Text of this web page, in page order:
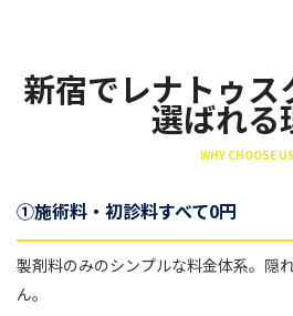
新宿でレナトゥス
選ばれる
WHY CHOOSE US
①施術料・初診料すべて0円
製剤料のみのシンプルな料金体系。隠
ん。